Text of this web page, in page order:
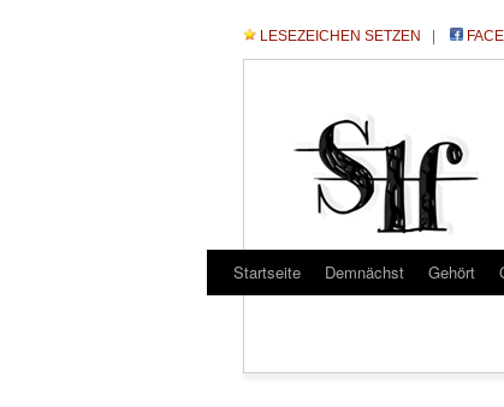
LESEZEICHEN SETZEN
Startseite Demnächst Gehört